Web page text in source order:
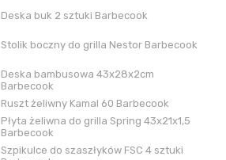
Deska buk 2 sztuki Barbecook
Stolik boczny do grilla Nestor Barbecook
Deska bambusowa 43x28x2cm
Barbecook
Ruszt żeliwny Kamal 60 Barbecook
Płyta żeliwna do grilla Spring 43x21x1,5
Barbecook
Szpikulce do szaszłyków FSC 4 sztuki